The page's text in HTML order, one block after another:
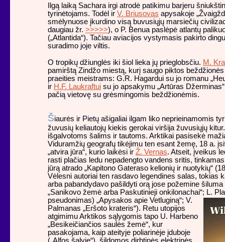
Ilgą laiką Sachara irgi atrodė patikimu barjeru
tyrinėtojams. Todėl ir V. Briusovas apysakoje
smėlynuose įkurdino visą buvusiųjų marsiečių
daugiau žr. >>>>>), o P. Benua paslėpė atlantų
(„Atlantida“). Tačiau aviacijos vystymasis pakirto
suradimo joje viltis.
O tropikų džiunglės iki šiol lieka jų prieglobsčiu. M.
pamirštą Zindžo miestą, kurį saugo piktos
praeities meistrams: G.R. Hagardui su jo romanu
ir H.F. Laukraftui su jo apsakymu „Artūras
pačią vietovę su grėsmingomis beždžionėmis.
Šiaurės ir Pietų ašigaliai ilgam liko neprieinamomis
žuvusių keliautojų kiekis gerokai viršija žuvusiųjų
išgalvotoms šalims ir tautoms. Arktikai pasisekė
Viduramžių geografų tikėjimu ten esant žemę, 18 a.
„atvira jūra“, kurio laikėsi ir Ž. Vernas. Atseit, įveikus
rasti plačias ledu nepadengto vandens sritis,
jūrą atrado „Kapitono Gateraso kelionių ir nuotykių“
Vėlesni autoriai ten rasdavo legendines salas, tokias
arba pabandydavo pašildyti orą jose požemine šiluma
„Sanikovo žemė arba Paskutinieji onkilonachai“; L.
pseudonimas) „Apysakos apie Vetluginą“; V.
Palmanas „Eršoto krateris“). Retu utopijos
atgimimu Arktikos sąlygomis tapo U. Harbeno
„Besikeičiančios saulės žemė“, kur
pasakojama, kaip ateityje poliarinėje įduboje